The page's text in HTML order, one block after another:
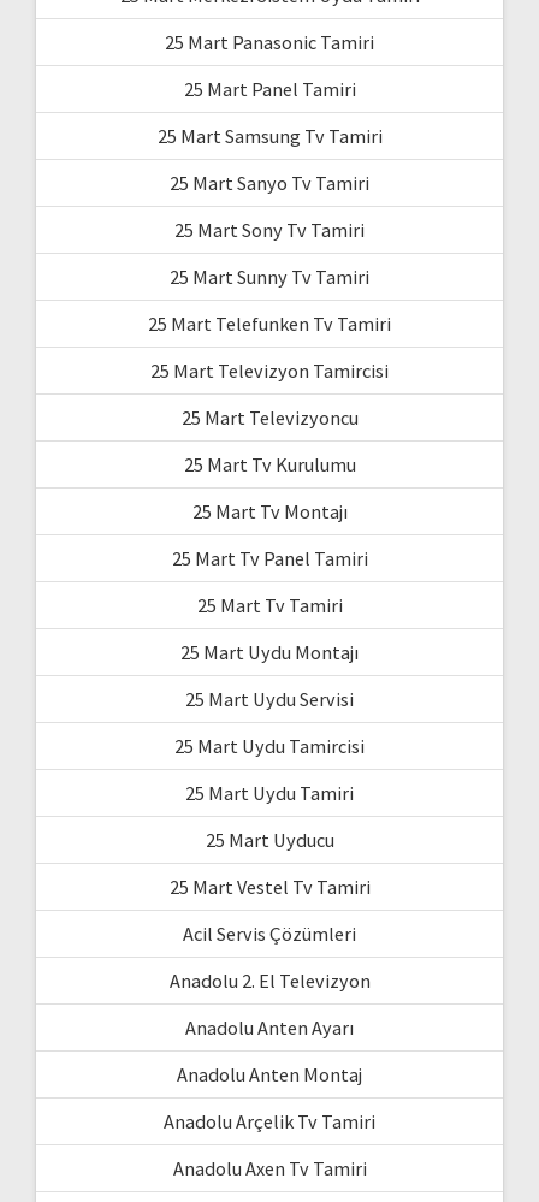
25 Mart Panasonic Tamiri
25 Mart Panel Tamiri
25 Mart Samsung Tv Tamiri
25 Mart Sanyo Tv Tamiri
25 Mart Sony Tv Tamiri
25 Mart Sunny Tv Tamiri
25 Mart Telefunken Tv Tamiri
25 Mart Televizyon Tamircisi
25 Mart Televizyoncu
25 Mart Tv Kurulumu
25 Mart Tv Montajı
25 Mart Tv Panel Tamiri
25 Mart Tv Tamiri
25 Mart Uydu Montajı
25 Mart Uydu Servisi
25 Mart Uydu Tamircisi
25 Mart Uydu Tamiri
25 Mart Uyducu
25 Mart Vestel Tv Tamiri
Acil Servis Çözümleri
Anadolu 2. El Televizyon
Anadolu Anten Ayarı
Anadolu Anten Montaj
Anadolu Arçelik Tv Tamiri
Anadolu Axen Tv Tamiri